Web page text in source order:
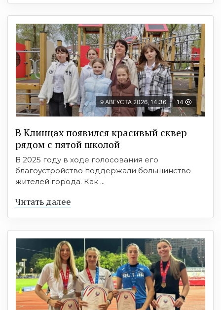
9 АВГУСТА 2026, 14:36 14
В Клинцах появился красивый сквер
рядом с пятой школой
В 2025 году в ходе голосования его
благоустройство поддержали большинство
жителей города. Как ...
Читать далее